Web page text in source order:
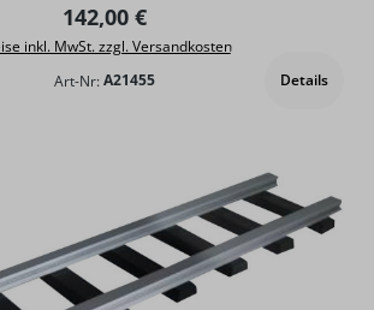
Regulärer Preis:
142,00 €
inkl. MwSt. zzgl. Versandkosten
Art-Nr:A21455 Details